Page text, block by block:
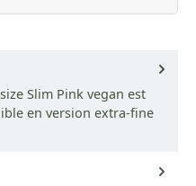
Slim Pink vegan est
en version extra-fine